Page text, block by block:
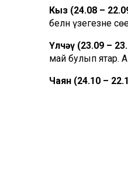
Кыз (24.08 –
белән үзегезне
Үлчәү (23.09 –
май булып ятар.
Чаян (24.10 –